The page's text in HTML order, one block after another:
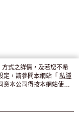
式之詳情，及若您不希
定，請參閱本網站「 私隱
意本公司得按本網站使用